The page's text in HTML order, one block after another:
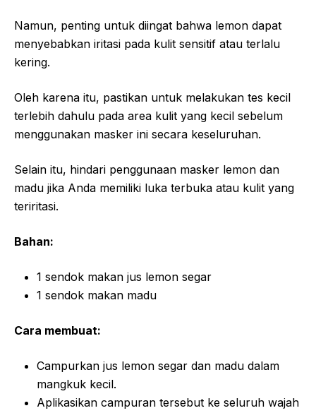
Namun, penting untuk diingat bahwa lemon dapat
menyebabkan iritasi pada kulit sensitif atau terlalu
kering.
Oleh karena itu, pastikan untuk melakukan tes kecil
terlebih dahulu pada area kulit yang kecil sebelum
menggunakan masker ini secara keseluruhan.
Selain itu, hindari penggunaan masker lemon dan
madu jika Anda memiliki luka terbuka atau kulit yang
teriritasi.
Bahan:
1 sendok makan jus lemon segar
1 sendok makan madu
Cara membuat:
Campurkan jus lemon segar dan madu dalam
mangkuk kecil.
Aplikasikan campuran tersebut ke seluruh wajah